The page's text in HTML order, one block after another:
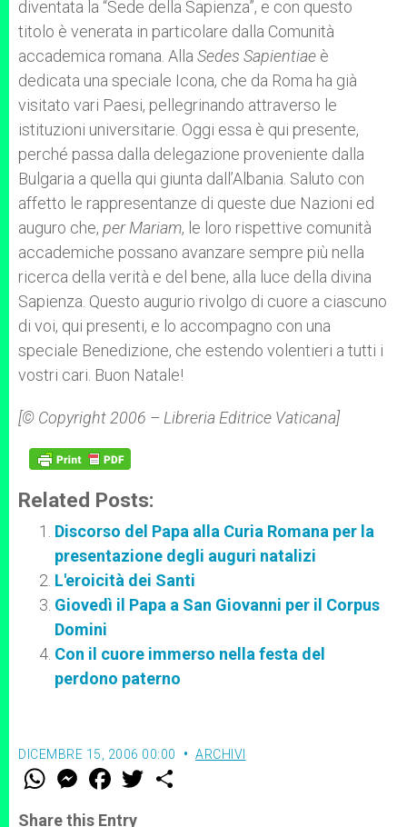
diventata la “Sede della Sapienza”, e con questo
titolo è venerata in particolare dalla Comunità
accademica romana. Alla Sedes Sapientiae è
dedicata una speciale Icona, che da Roma ha già
visitato vari Paesi, pellegrinando attraverso le
istituzioni universitarie. Oggi essa è qui presente,
perché passa dalla delegazione proveniente dalla
Bulgaria a quella qui giunta dall’Albania. Saluto con
affetto le rappresentanze di queste due Nazioni ed
auguro che, per Mariam, le loro rispettive comunità
accademiche possano avanzare sempre più nella
ricerca della verità e del bene, alla luce della divina
Sapienza. Questo augurio rivolgo di cuore a ciascuno
di voi, qui presenti, e lo accompagno con una
speciale Benedizione, che estendo volentieri a tutti i
vostri cari. Buon Natale!
[© Copyright 2006 – Libreria Editrice Vaticana]
Related Posts:
Discorso del Papa alla Curia Romana per la
presentazione degli auguri natalizi
L'eroicità dei Santi
Giovedì il Papa a San Giovanni per il Corpus
Domini
Con il cuore immerso nella festa del
perdono paterno
DICEMBRE 15, 2006 00:00 ARCHIVI
W
t
M
e
s
F
a
e
w
Share this Entry